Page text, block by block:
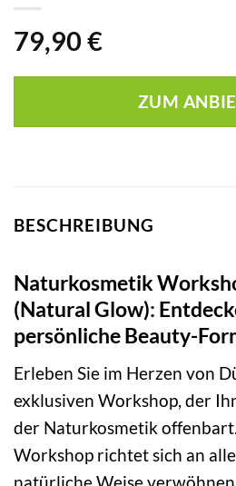
79,90 €
ZUM
BESCHREIBUNG
Naturkosmetik
(Natural Glow):
persönliche Beauty-
Erleben Sie im Herzen von
exklusiven Workshop, der
der Naturkosmetik
Workshop richtet sich an
natürliche Weise